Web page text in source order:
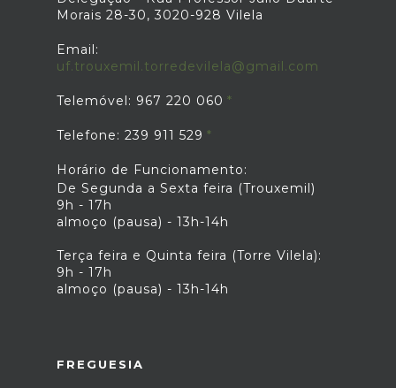
Morais 28-30, 3020-928 Vilela
Email:
uf.trouxemil.torredevilela@gmail.com
Telemóvel: 967 220 060
Telefone: 239 911 529
Horário de Funcionamento:
De Segunda a Sexta feira (Trouxemil)
9h - 17h
almoço (pausa) - 13h-14h
Terça feira e Quinta feira (Torre Vilela):
9h - 17h
almoço (pausa) - 13h-14h
FREGUESIA